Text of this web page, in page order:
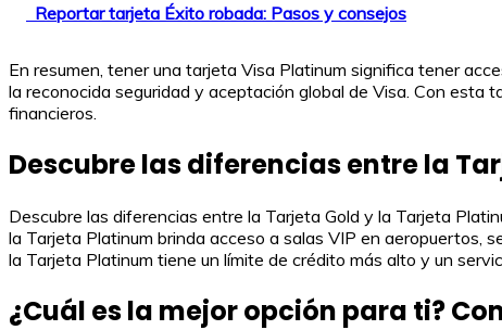
Reportar tarjeta Éxito robada: Pasos y consejos
En resumen, tener una tarjeta Visa Platinum significa tener
la reconocida seguridad y aceptación global de Visa. Con esta
financieros.
Descubre las diferencias entre la
Descubre las diferencias entre la Tarjeta Gold y la Tarjeta
la Tarjeta Platinum brinda acceso a salas VIP en aeropuertos,
la Tarjeta Platinum tiene un límite de crédito más alto y un
¿Cuál es la mejor opción para ti?